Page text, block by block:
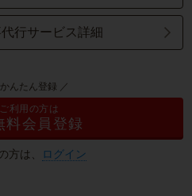
行サービス詳細
んたん登録 ／
利用の方は
料会員登録
方は、 ログイン